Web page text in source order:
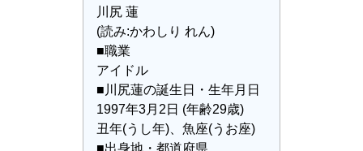
川尻 蓮
(読み:かわしり れん)
■職業
アイドル
■川尻蓮の誕生日・生年月日
1997年3月2日 (年齢29歳)
丑年(うし年)、魚座(うお座)
■出身地・都道府県